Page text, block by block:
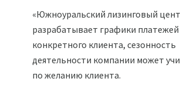
«Южноуральский лизинговый
разрабатывает графики
конкретного клиента, сезонность
деятельности компании может
по желанию клиента.